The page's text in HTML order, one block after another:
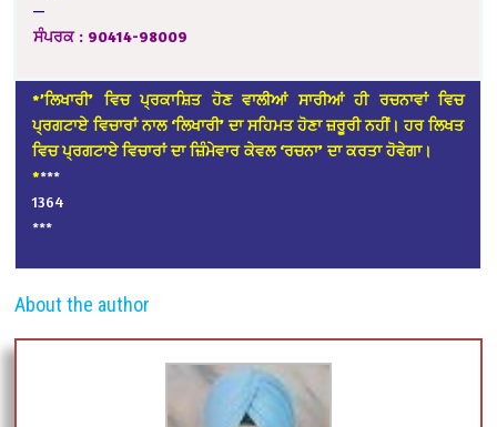
—
ਸੰਪਰਕ : 90414-98009
*’ਲਿਖਾਰੀ’ ਵਿਚ ਪ੍ਰਕਾਸ਼ਿਤ ਹੋਣ ਵਾਲੀਆਂ ਸਾਰੀਆਂ ਹੀ ਰਚਨਾਵਾਂ ਵਿਚ
ਪ੍ਰਗਟਾਏ ਵਿਚਾਰਾਂ ਨਾਲ ‘ਲਿਖਾਰੀ’ ਦਾ ਸਹਿਮਤ ਹੋਣਾ ਜ਼ਰੂਰੀ ਨਹੀਂ। ਹਰ ਲਿਖਤ
ਵਿਚ ਪ੍ਰਗਟਾਏ ਵਿਚਾਰਾਂ ਦਾ ਜ਼ਿੰਮੇਵਾਰ ਕੇਵਲ ‘ਰਚਨਾ’ ਦਾ ਕਰਤਾ ਹੋਵੇਗਾ।
****
1364
***
About the author